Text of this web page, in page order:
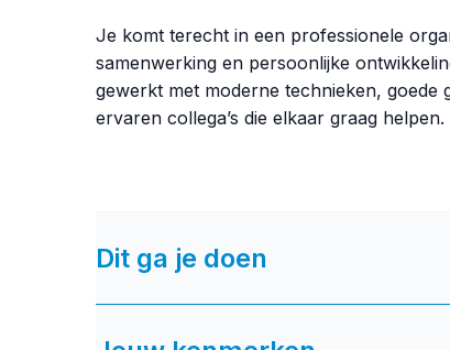
Je komt terecht in een professionele
samenwerking en persoonlijke
gewerkt met moderne technieken, goede
ervaren collega’s die elkaar graag helpen.
Dit ga je doen